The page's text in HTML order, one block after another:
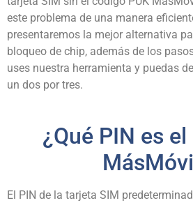
este problema de una manera
presentaremos la mejor alternativa
bloqueo de chip, además de los
uses nuestra herramienta y puedas
un dos por tres.
¿Qué PIN es
El PIN de la tarjeta SIM